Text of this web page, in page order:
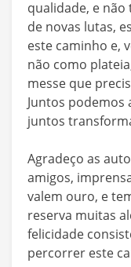
qualidade, e
de novas lutas,
este caminho e,
não como
messe que
Juntos podemos
juntos
Agradeço as
amigos,
valem ouro, e
reserva muitas
felicidade
percorrer este